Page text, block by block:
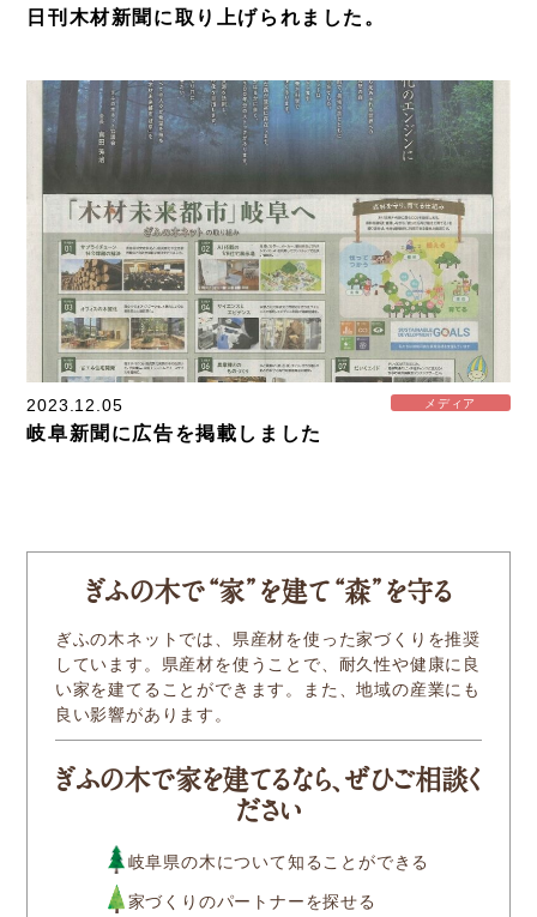
日刊木材新聞に取り上げられました。
2023.12.05 メディア
岐阜新聞に広告を掲載しました
ぎふの木で“家” を建て “森” を守る
ぎふの木ネットでは、県産材を使った家づくりを推奨
しています。県産材を使うことで、耐久性や健康に良
い家を建てることができます。また、地域の産業にも
良い影響があります。
ぎふの木で家を建てるなら、ぜひご相談く
ださい
岐阜県の木について知ることができる
家づくりのパートナーを探せる